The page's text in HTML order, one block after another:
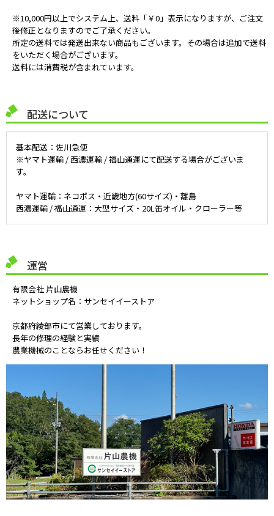
※10,000円以上でシステム上、送料「￥0」表示になりますが、ご注文
後修正となりますのでご了承ください。
所定の送料では発送出来ない商品もございます。その場合は追加で送料
をいただく場合がございます。
送料には消費税が含まれています。
配送について
基本配送：佐川急便
※ヤマト運輸 / 西濃運輸 / 福山通運にて配送する場合がございま
す。
ヤマト運輸：ネコポス・近畿地方(60サイズ)・離島
西濃運輸 / 福山通運：大型サイズ・20L缶オイル・クローラー等
運営
有限会社 片山農機
ネットショップ名：サンセイイーストア
京都府綾部市にて営業しております。
長年の修理の経験と実績
農業機械のことならお任せください！